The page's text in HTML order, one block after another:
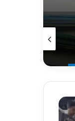
ပူ
တာ